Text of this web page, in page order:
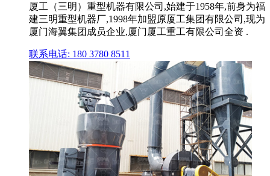
厦工（三明）重型机器有限公司,始建于1958年,前身为福
建三明重型机器厂,1998年加盟原厦工集团有限公司,现为
厦门海翼集团成员企业,厦门厦工重工有限公司全资 .
联系电话: 180 3780 8511